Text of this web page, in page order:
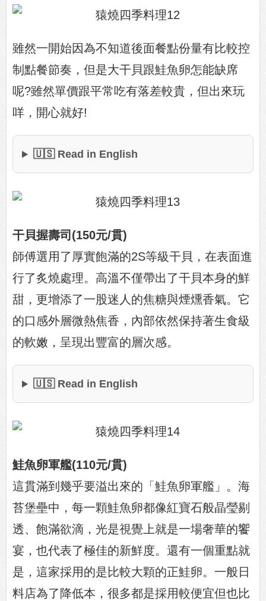
雖然一開始因為不知道後面餐點份量有比較控
制點餐節奏，但是大干貝跟鮭魚卵怎能缺席
呢?雖然單價跟平常吃有落差較貴，但出來玩
咩，開心就好!
🇺🇸 Read in English
干貝握壽司(150元/貫)
師傅選用了厚實飽滿的2S等級干貝，在表面進
行了炙燒處理。高溫不僅帶出了干貝本身的鮮
甜，更增添了一股迷人的焦糖與煙燻香氣。它
的口感外層微熱焦香，內部依然保持著生食級
的軟嫩，呈現出豐富的層次感。
🇺🇸 Read in English
鮭魚卵軍艦(110元/貫)
這貫滿到幾乎要溢出來的「鮭魚卵軍艦」。海
苔堡壘中，每一顆鮭魚卵都像紅寶石般晶瑩剔
透、飽滿欲滴，光是視覺上就是一場奢華的饗
宴，也代表了極佳的新鮮度。還有一個重點就
是，這家採用的是比較大顆的正鮭卵。一般日
料店為了降低本，很多都是採用較便宜但也比